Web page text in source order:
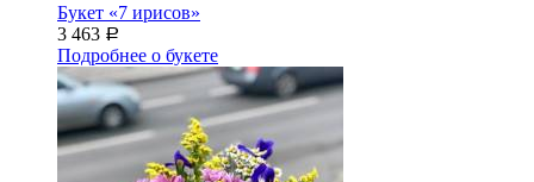
Букет «7 ирисов»
3 463 Р
Подробнее о букете